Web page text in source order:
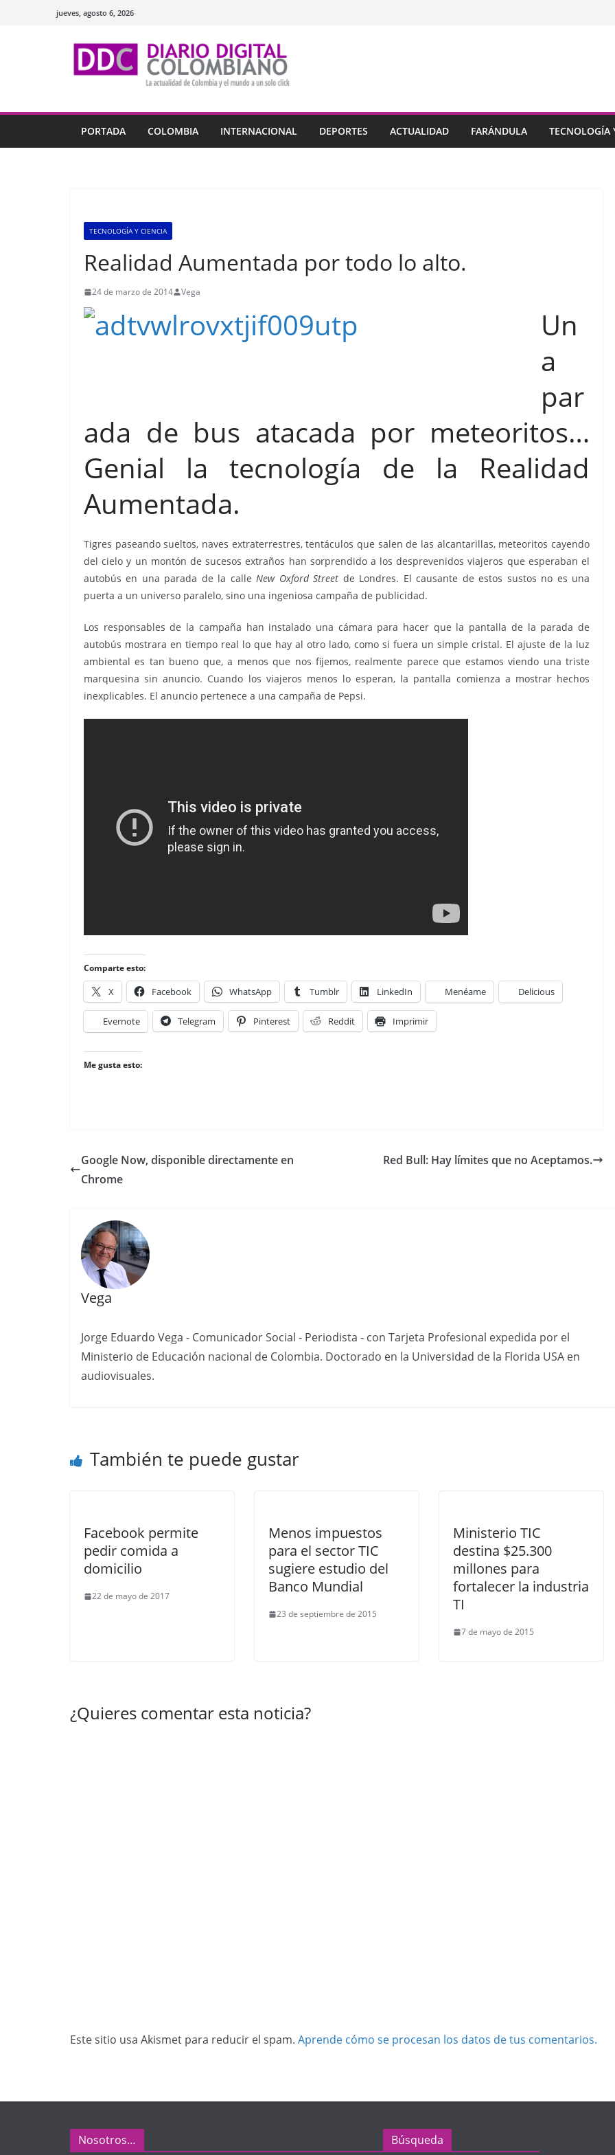
jueves, agosto 6, 2026
PORTADA COLOMBIA INTERNACIONAL DEPORTES ACTUALIDAD FARÁNDULA TECNOLOGÍA
TECNOLOGÍA Y CIENCIA
Realidad Aumentada por todo lo alto.
24 de marzo de 2014 Vega
Un
a
par
ada de bus atacada por meteoritos…
Genial la tecnología de la Realidad
Aumentada.
Tigres paseando sueltos, naves extraterrestres, tentáculos que salen de las alcantarillas, meteoritos cayendo
del cielo y un montón de sucesos extraños han sorprendido a los desprevenidos viajeros que esperaban el
autobús en una parada de la calle New Oxford Street de Londres. El causante de estos sustos no es una
puerta a un universo paralelo, sino una ingeniosa campaña de publicidad.
Los responsables de la campaña han instalado una cámara para hacer que la pantalla de la parada de
autobús mostrara en tiempo real lo que hay al otro lado, como si fuera un simple cristal. El ajuste de la luz
ambiental es tan bueno que, a menos que nos fijemos, realmente parece que estamos viendo una triste
marquesina sin anuncio. Cuando los viajeros menos lo esperan, la pantalla comienza a mostrar hechos
inexplicables. El anuncio pertenece a una campaña de Pepsi.
Comparte esto:
X Facebook WhatsApp Tumblr LinkedIn Menéame Delicious
Evernote Telegram Pinterest Reddit Imprimir
Me gusta esto:
Google Now, disponible directamente en
Chrome
Red Bull: Hay límites que no Aceptamos.
Vega
Jorge Eduardo Vega - Comunicador Social - Periodista - con Tarjeta Profesional expedida por el
Ministerio de Educación nacional de Colombia. Doctorado en la Universidad de la Florida USA en
audiovisuales.
También te puede gustar
Facebook permite
pedir comida a
domicilio
22 de mayo de 2017
Menos impuestos
para el sector TIC
sugiere estudio del
Banco Mundial
23 de septiembre de 2015
Ministerio TIC
destina $25.300
millones para
fortalecer la industria
TI
7 de mayo de 2015
¿Quieres comentar esta noticia?
Este sitio usa Akismet para reducir el spam. Aprende cómo se procesan los datos de tus comentarios.
Nosotros… Búsqueda